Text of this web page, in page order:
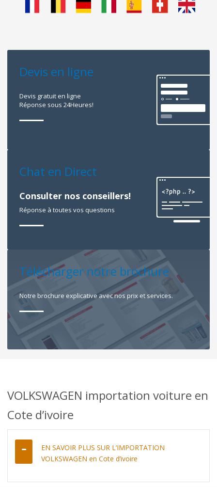
Devis en ligne
Devis gratuit en ligne
Réponse sous 24Heures!
Chat en Direct
Consulter nos conseillers!
Réponse à toutes vos questions
Télécharger notre brochure
Notre brochure explicative avec nos prix et services.
VOLKSWAGEN importation voiture en
Cote d’ivoire
EN SAVOIR PLUS SUR L’IMPORTATION
VOLKSWAGEN en Cote d’ivoire